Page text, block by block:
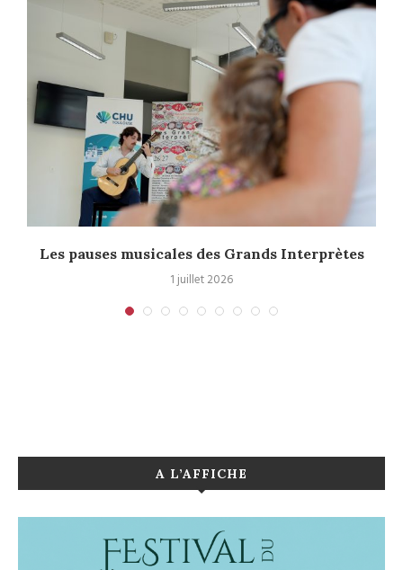
Les pauses musicales des Grands Interprètes
1 juillet 2026
A L’AFFICHE